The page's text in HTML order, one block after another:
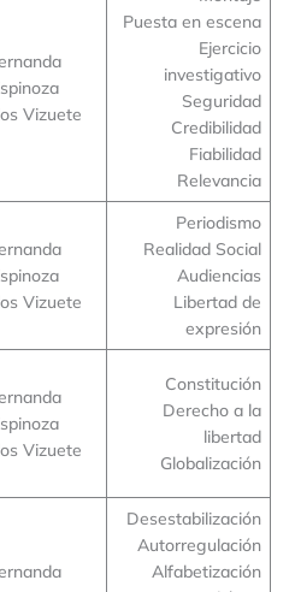
Vizuete
Puesta en escena
Ejercicio
investigativo
Seguridad
Credibilidad
Fiabilidad
Relevancia
Vizuete
Periodismo
Realidad Social
Audiencias
Libertad de
expresión
Vizuete
Constitución
Derecho a la
libertad
Globalización
Desestabilización
Autorregulación
Alfabetización